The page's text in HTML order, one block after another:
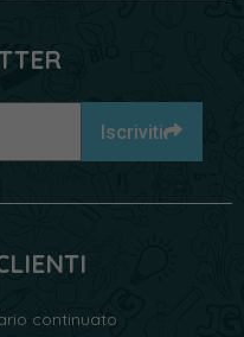
Iscriviti
continuato